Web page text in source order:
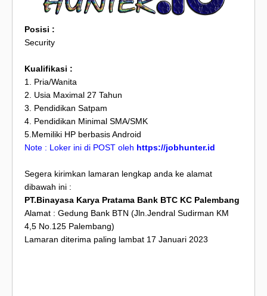
Posisi :
Security
Kualifikasi :
1. Pria/Wanita
2. Usia Maximal 27 Tahun
3. Pendidikan Satpam
4. Pendidikan Minimal SMA/SMK
5.Memiliki HP berbasis Android
Note : Loker ini di POST oleh https://jobhunter.id
Segera kirimkan lamaran lengkap anda ke alamat
dibawah ini :
PT.Binayasa Karya Pratama Bank BTC KC Palembang
Alamat : Gedung Bank BTN (Jln.Jendral Sudirman KM
4,5 No.125 Palembang)
Lamaran diterima paling lambat 17 Januari 2023